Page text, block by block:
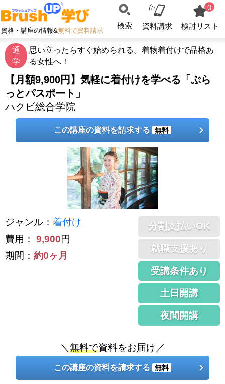
資格・講座の情報&無料で資料請求
検索 資料請求
0
検討リスト
通
学
思い立ったらすぐ始められる。着物着付けで品格あ
る女性へ！
【月額9,900円】気軽に着付けを学べる「ぷら
っとパスポート」
ハクビ総合学院
この講座の資料を請求する 無料
ジャンル ： 着付け
費用： 9,900円
期間： 約0ヶ月
分割支払いOK
就職支援あり
受講条件あり
土日開講
夜間開講
＼ 無料で資料をお届け／
この講座の資料を請求する 無料